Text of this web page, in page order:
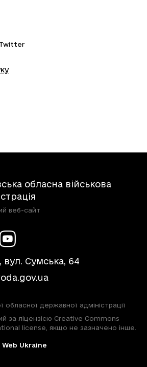
обласна військова
веб-сайт
вул. Сумська, 64
обласної державної адміністрації
за ліцензією Creative Commons
license, якщо не зазначено інше.
Web Ukraine